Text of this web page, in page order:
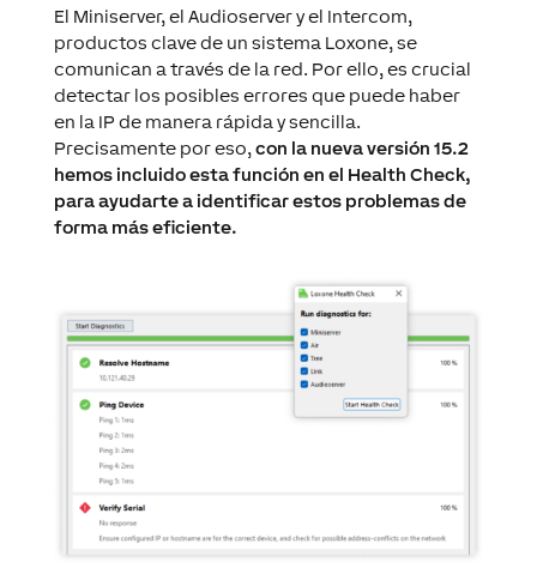
El Miniserver, el Audioserver y el Intercom,
productos clave de un sistema Loxone, se
comunican a través de la red. Por ello, es crucial
detectar los posibles errores que puede haber
en la IP de manera rápida y sencilla.
Precisamente por eso, con la nueva versión 15.2
hemos incluido esta función en el Health Check,
para ayudarte a identificar estos problemas de
forma más eficiente.